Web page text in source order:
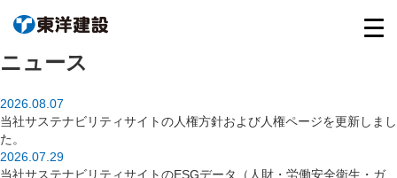
ニュース
2026.08.07
当社サステナビリティサイトの人権方針および人権ページを更新しまし
た。
2026.07.29
当社サステナビリティサイトのESGデータ（人財・労働安全衛生・ガ